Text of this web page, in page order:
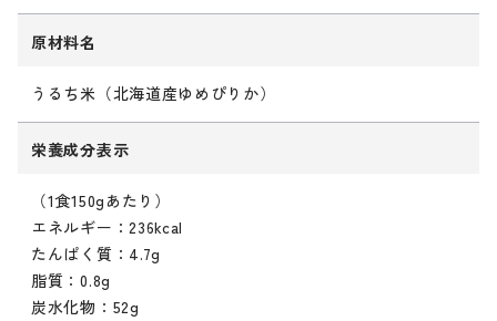
原材料名
うるち米（北海道産ゆめぴりか）
栄養成分表示
（1食150gあたり）
エネルギー：236kcal
たんぱく質：4.7g
脂質：0.8g
炭水化物：52g